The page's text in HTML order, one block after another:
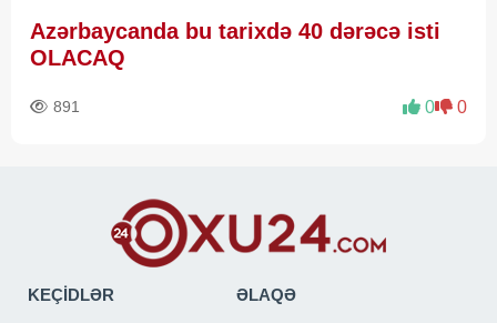
Azərbaycanda bu tarixdə 40 dərəcə isti
OLACAQ
891 0 0
KEÇİDLƏR ƏLAQƏ